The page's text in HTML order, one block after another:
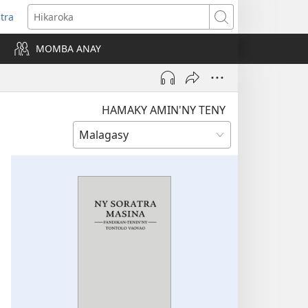
Hikaroka
MOMBA ANAY
HAMAKY AMIN'NY TENY